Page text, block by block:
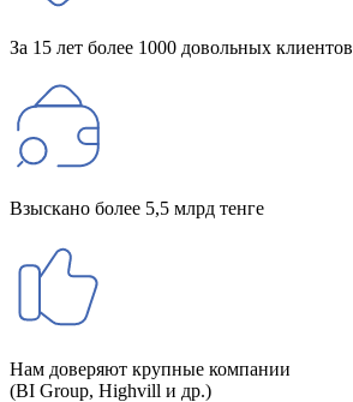
За 15 лет более 1000 довольных клиентов
Взыскано более 5,5 млрд тенге
Нам доверяют крупные компании
(BI Group, Highvill и др.)